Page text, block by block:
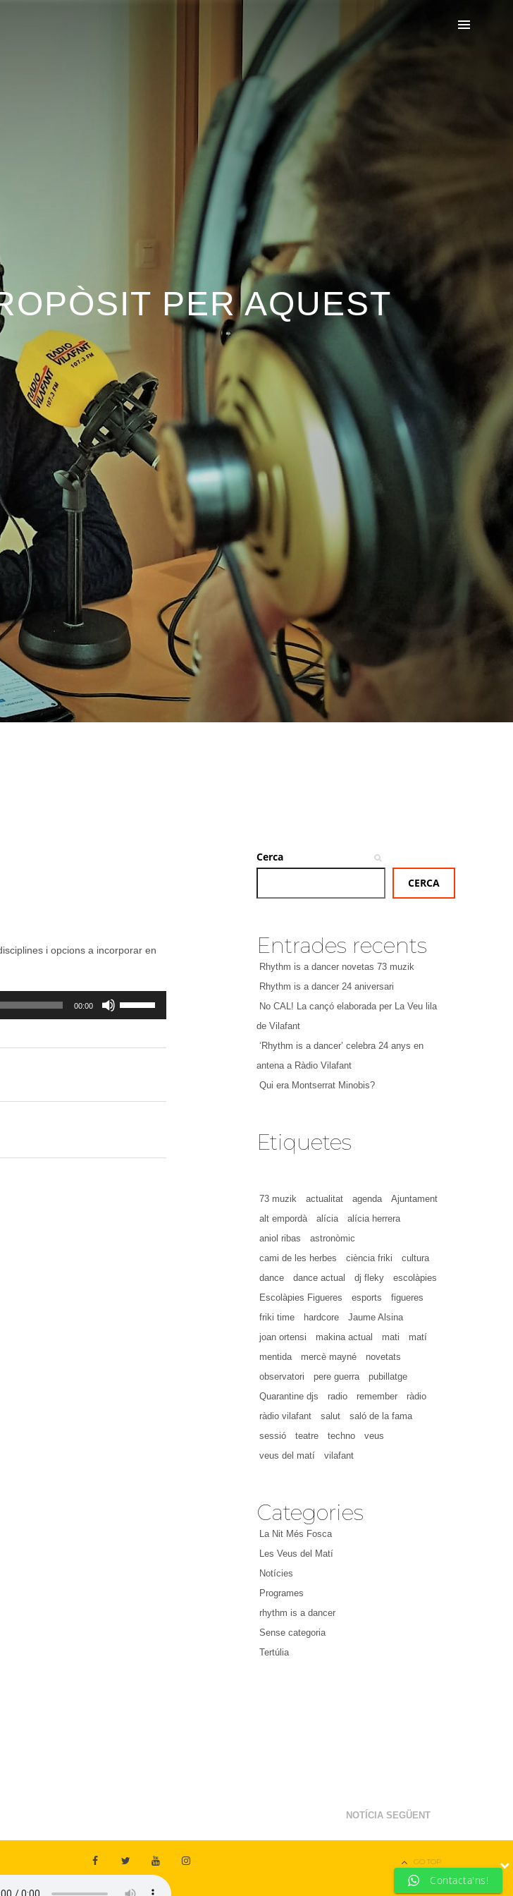
PER AQUEST
i opcions a incorporar en
00:00
amunt/cap
incrementar
Cerca
CERCA
Entrades recents
Rhythm is a dancer novetas 73 muzik
Rhythm is a dancer 24 aniversari
No CAL! La cançó elaborada per La Veu lila
de Vilafant
‘Rhythm is a dancer’ celebra 24 anys en
antena a Ràdio Vilafant
Qui era Montserrat Minobis?
Etiquetes
73 muzik actualitat agenda
Ajuntament
alt empordà
alícia
alícia herrera
aniol ribas
astronòmic
cami de les herbes
ciència friki
cultura
dance
dance actual dj fleky
escolàpies
Escolàpies Figueres
esports
figueres
friki time
hardcore
Jaume Alsina
joan ortensi
makina actual mati
matí
mentida
mercè mayné
novetats
observatori
pere guerra
pubillatge
Quarantine djs
radio remember
ràdio
ràdio vilafant
salut
saló de la fama
sessió
teatre techno
veus
veus del matí
vilafant
Categories
La Nit Més Fosca
Les Veus del Matí
Notícies
Programes
rhythm is a dancer
Sense categoria
Tertúlia
NOTÍCIA SEGÜENT
GO TOP
Contacta'ns!